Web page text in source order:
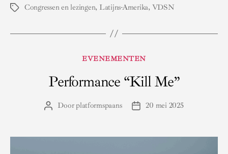
Tags Congressen en lezingen, Latijns-Amerika, VDSN
Categorieën
EVENEMENTEN
Performance “Kill Me”
Berichtauteur
Doorplatformspaans Berichtdatum
20 mei 2025